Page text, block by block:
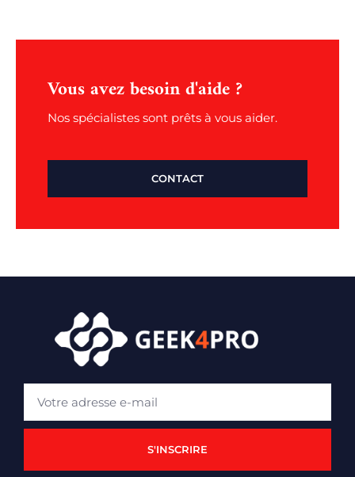
Vous avez besoin d'aide ?
Nos spécialistes sont prêts à vous aider.
CONTACT
S'INSCRIRE